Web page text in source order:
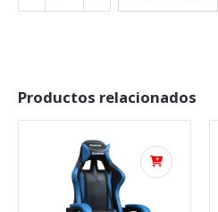
Productos relacionados